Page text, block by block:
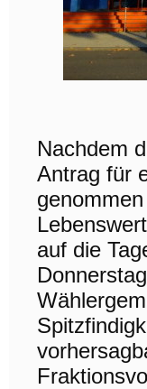
Nachdem
Antrag für
auf die